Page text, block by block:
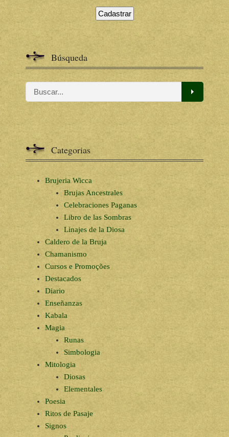
Búsqueda
Categorias
Brujeria Wicca
Brujas Ancestrales
Celebraciones Paganas
Libro de las Sombras
Linajes de la Diosa
Caldero de la Bruja
Chamanismo
Cursos e Promoções
Destacados
Diario
Enseñanzas
Kabala
Magia
Runas
Simbologia
Mitologia
Diosas
Elementales
Poesia
Ritos de Pasaje
Signos